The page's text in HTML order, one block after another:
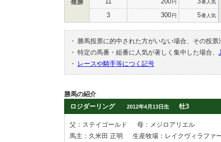
複勝 円 番人気
3 300円 5番人気
・
勝馬投票に的中された方がいない場合、その投
・ 特定の馬番・組番に人気が著しく集中した場合、
・
レースや騎手等につく記号
勝馬の紹介
ロジダーリング
2012年4月13日生 牡3
父：ステイゴールド
母：メジロアリエル
馬主：久米田 正明
生産牧場：レイクヴィラファ